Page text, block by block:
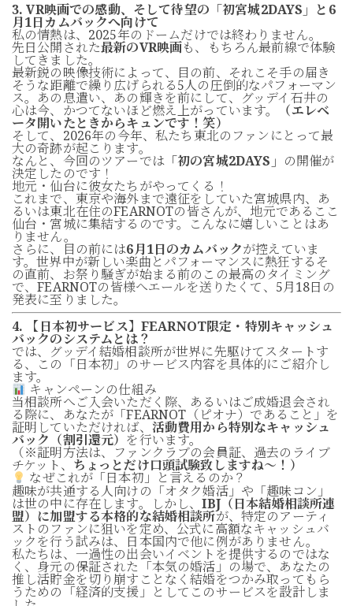
3. VR映画での感動、そして待望の「初宮城2DAYS」と6
月1日カムバックへ向けて
私の情熱は、2025年のドームだけでは終わりません。
先日公開された最新のVR映画も、もちろん最前線で体験
してきました。
最新鋭の映像技術によって、目の前、それこそ手の届き
そうな距離で繰り広げられる5人の圧倒的なパフォーマン
ス。あの息遣い、あの輝きを前にして、グッデイ石井の
心は今、かつてないほど燃え上がっています。 （エレベ
ータ開いたときからキュンです！笑）
そして、2026年の今年、私たち東北のファンにとって最
大の奇跡が起こります。
なんと、今回のツアーでは「初の宮城2DAYS」 の開催が
決定したのです！
地元・仙台に彼女たちがやってくる！
これまで、東京や海外まで遠征をしていた宮城県内、あ
るいは東北在住のFEARNOTの皆さんが、地元であるここ
仙台・宮城に集結するのです。こんなに嬉しいことはあ
りません。
さらに、目の前には6月1日のカムバックが控えていま
す。世界中が新しい楽曲とパフォーマンスに熱狂するそ
の直前、お祭り騒ぎが始まる前のこの最高のタイミング
で、FEARNOTの皆様へエールを送りたくて、5月18日の
発表に至りました。
4. 【日本初サービス】FEARNOT限定・特別キャッシュ
バックのシステムとは？
では、グッデイ結婚相談所が世界に先駆けてスタートす
る、この「日本初」のサービス内容を具体的にご紹介し
ます。
キャンペーンの仕組み
当相談所へご入会いただく際、あるいはご成婚退会され
る際に、あなたが「FEARNOT（ピオナ）であること」を
証明していただければ、 活動費用から特別なキャッシュ
バック（割引還元） を行います。
（※証明方法は、ファンクラブの会員証、過去のライブ
チケット、 ちょっとだけ口頭試験致しますね～！）
なぜこれが「日本初」と言えるのか？
趣味が共通する人向けの「オタク婚活」や「趣味コン」
は世の中に存在します。しかし、IBJ（日本結婚相談所連
盟）に加盟する本格的な結婚相談所が、特定のアーティ
ストのファンに狙いを定め、公式に高額なキャッシュバ
ックを行う試みは、日本国内で他に例がありません。
私たちは、一過性の出会いイベントを提供するのではな
く、身元の保証された「本気の婚活」の場で、あなたの
推し活貯金を切り崩すことなく結婚をつかみ取ってもら
うための「経済的支援」としてこのサービスを設計しま